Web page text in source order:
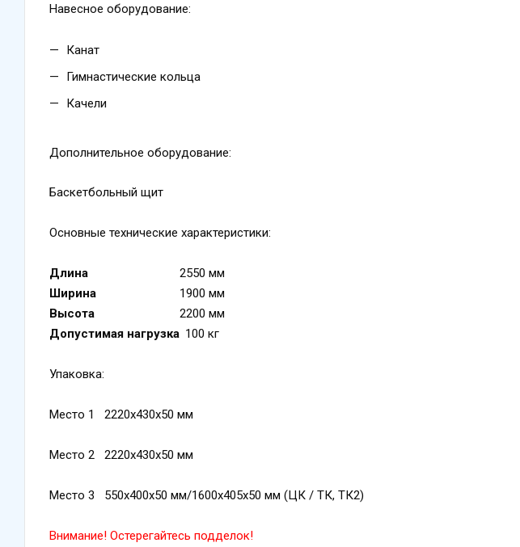
Навесное оборудование:
Канат
Гимнастические кольца
Качели
Дополнительное оборудование:
Баскетбольный щит
Основные технические характеристики:
Длина
2550 мм
Ширина
1900 мм
Высота
2200 мм
Допустимая нагрузка 100 кг
Упаковка:
Место 1 2220х430х50 мм
Место 2 2220х430х50 мм
Место 3 550х400х50 мм/1600х405х50 мм (ЦК / ТК, ТК2)
Внимание! Остерегайтесь подделок!